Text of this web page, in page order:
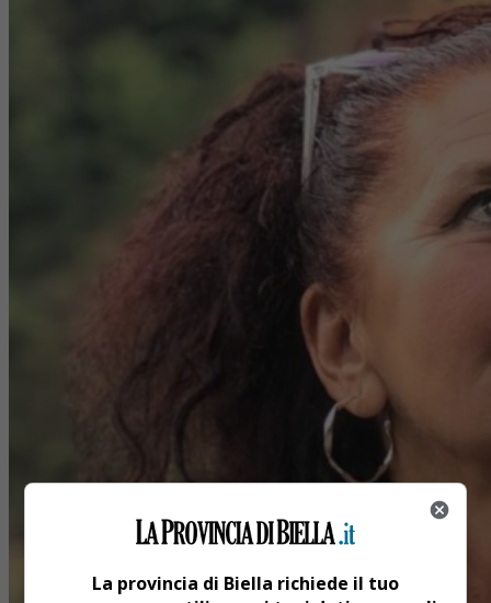
La provincia di Biella richiede il tuo